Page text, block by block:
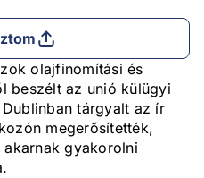
olajfinomítási és
beszélt az unió külügyi
tárgyalt az ír
megerősítették,
gyakorolni